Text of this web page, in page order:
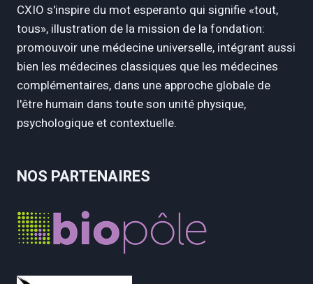
CXIO s'inspire du mot esperanto qui signifie «tout,
tous», illustration de la mission de la fondation:
promouvoir une médecine universelle, intégrant aussi
bien les médecines classiques que les médecines
complémentaires, dans une approche globale de
l'être humain dans toute son unité physique,
psychologique et contextuelle.
NOS PARTENAIRES